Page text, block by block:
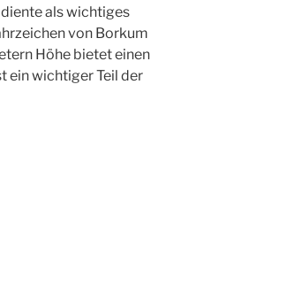
als wichtiges
von Borkum
Höhe bietet einen
ein wichtiger Teil der